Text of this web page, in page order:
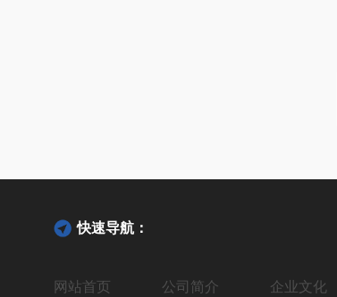
快速导航：
网站首页 公司简介 企业文化